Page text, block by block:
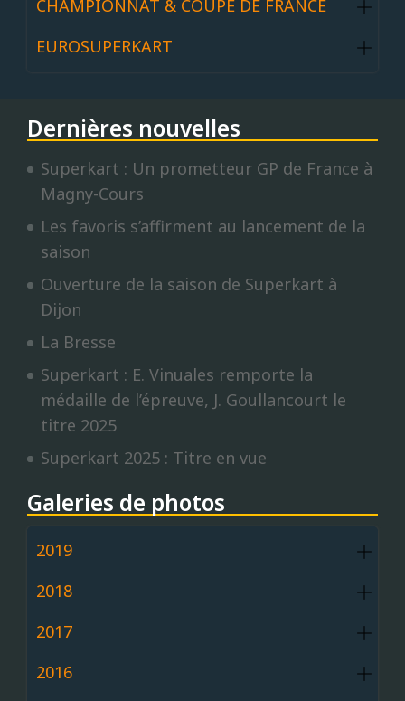
CHAMPIONNAT & COUPE DE FRANCE
EUROSUPERKART
Dernières nouvelles
Superkart : Un prometteur GP de France à
Magny-Cours
Les favoris s’affirment au lancement de la
saison
Ouverture de la saison de Superkart à
Dijon
La Bresse
Superkart : E. Vinuales remporte la
médaille de l’épreuve, J. Goullancourt le
titre 2025
Superkart 2025 : Titre en vue
Galeries de photos
2019
2018
2017
2016